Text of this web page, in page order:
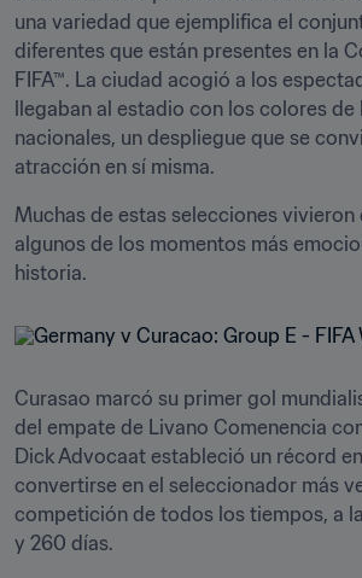
una variedad que ejemplifica el
diferentes que están presentes en la
FIFA™. La ciudad acogió a los
llegaban al estadio con los colores
nacionales, un despliegue que se
atracción en sí misma.
Muchas de estas selecciones vivieron
algunos de los momentos más
historia.
Curasao marcó su primer gol
del empate de Livano Comenencia
Dick Advocaat estableció un récord
convertirse en el seleccionador más
competición de todos los tiempos, a
y 260 días.